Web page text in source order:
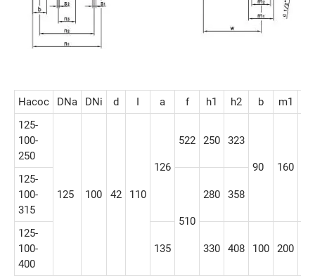
Насос DNa DNi d I a f h1 h2 b m1
125-
100-
250
125 100 42 110
126
522 250 323
90 160
125-
100-
315
510
280 358
125-
100-
400
135 330 408 100 200